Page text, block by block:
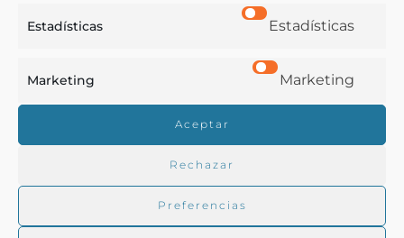
Estadísticas Estadísticas
Marketing Marketing
Aceptar
Rechazar
Preferencias
Buscar en la biblioteca